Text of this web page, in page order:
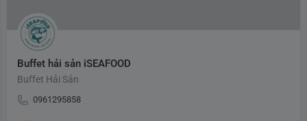
Buffet hải sản iSEAFOOD
Buffet Hải Sản
0961295858